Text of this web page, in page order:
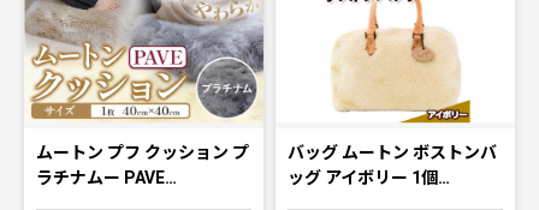
ムートン プフ クッション プ
ラチナムー PAVE…
バッグ ムートン ボストンバ
ッグ アイボリー 1個…